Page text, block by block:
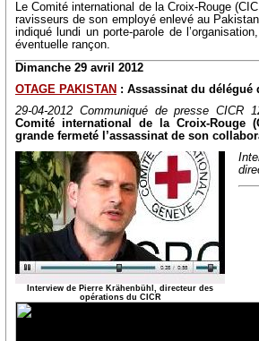
Le Comité international de la Croix-Rouge
ravisseurs de son employé enlevé au
indiqué lundi un porte-parole de
éventuelle rançon.
Dimanche 29 avril 2012
OTAGE PAKISTAN : Assassinat du délégué
29-04-2012 Communiqué de presse CICR
Comité international de la Croix-Rouge
grande fermeté l’assassinat de son
Interview de Pierre Krähenbühl, directeur des
opérations du CICR